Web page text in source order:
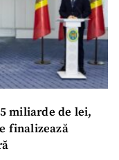
miliarde de lei,
finalizează